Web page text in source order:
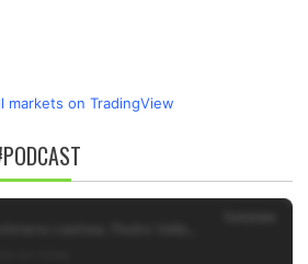
markets on TradingView